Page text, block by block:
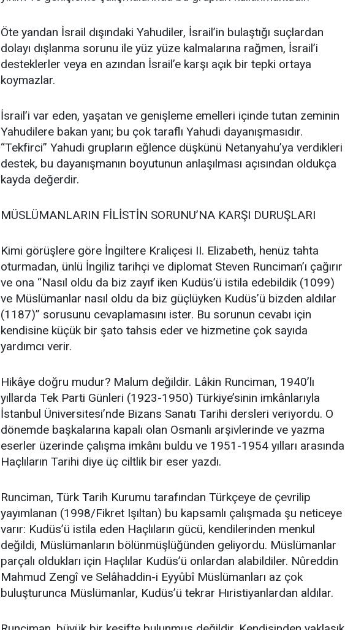
Öte yandan İsrail dışındaki Yahudiler, İsrail’in bulaştığı suçlardan
dolayı dışlanma sorunu ile yüz yüze kalmalarına rağmen, İsrail’i
desteklerler veya en azından İsrail’e karşı açık bir tepki ortaya
koymazlar.
İsrail’i var eden, yaşatan ve genişleme emelleri içinde tutan zeminin
Yahudilere bakan yanı; bu çok taraflı Yahudi dayanışmasıdır.
“Tekfirci” Yahudi grupların eğlence düşkünü Netanyahu’ya verdikleri
destek, bu dayanışmanın boyutunun anlaşılması açısından oldukça
kayda değerdir.
MÜSLÜMANLARIN FİLİSTİN SORUNU’NA KARŞI DURUŞLARI
Kimi görüşlere göre İngiltere Kraliçesi II. Elizabeth, henüz tahta
oturmadan, ünlü İngiliz tarihçi ve diplomat Steven Runciman’ı çağırır
ve ona “Nasıl oldu da biz zayıf iken Kudüs’ü istila edebildik (1099)
ve Müslümanlar nasıl oldu da biz güçlüyken Kudüs’ü bizden aldılar
(1187)” sorusunu cevaplamasını ister. Bu sorunun cevabı için
kendisine küçük bir şato tahsis eder ve hizmetine çok sayıda
yardımcı verir.
Hikâye doğru mudur? Malum değildir. Lâkin Runciman, 1940’lı
yıllarda Tek Parti Günleri (1923-1950) Türkiye’sinin imkânlarıyla
İstanbul Üniversitesi’nde Bizans Sanatı Tarihi dersleri veriyordu. O
dönemde başkalarına kapalı olan Osmanlı arşivlerinde ve yazma
eserler üzerinde çalışma imkânı buldu ve 1951-1954 yılları arasında
Haçlıların Tarihi diye üç ciltlik bir eser yazdı.
Runciman, Türk Tarih Kurumu tarafından Türkçeye de çevrilip
yayımlanan (1998/Fikret Işıltan) bu kapsamlı çalışmada şu neticeye
varır: Kudüs’ü istila eden Haçlıların gücü, kendilerinden menkul
değildi, Müslümanların bölünmüşlüğünden geliyordu. Müslümanlar
parçalı oldukları için Haçlılar Kudüs’ü onlardan alabildiler. Nûreddin
Mahmud Zengî ve Selâhaddin-i Eyyûbî Müslümanları az çok
buluşturunca Müslümanlar, Kudüs’ü tekrar Hıristiyanlardan aldılar.